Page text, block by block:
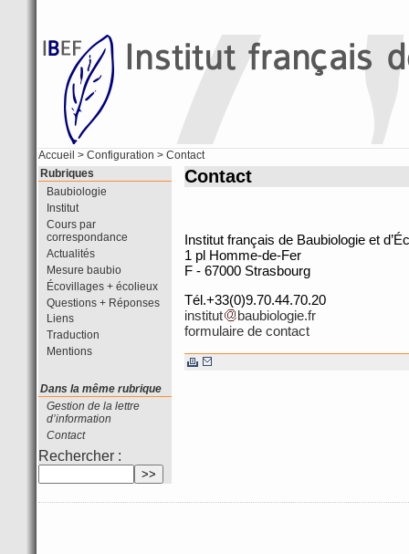
Accueil > Configuration > Contact
Contact
Institut français de Baubiologie et
1 pl Homme-de-Fer
F - 67000 Strasbourg
Tél.+33(0)9.70.44.70.20
institut
baubiologie.fr
formulaire de contact
Rubriques
Baubiologie
Institut
Cours par
correspondance
Actualités
Mesure baubio
Écovillages + écolieux
Questions + Réponses
Liens
Traduction
Mentions
Dans la même rubrique
Gestion de la lettre
d’information
Contact
Rechercher :